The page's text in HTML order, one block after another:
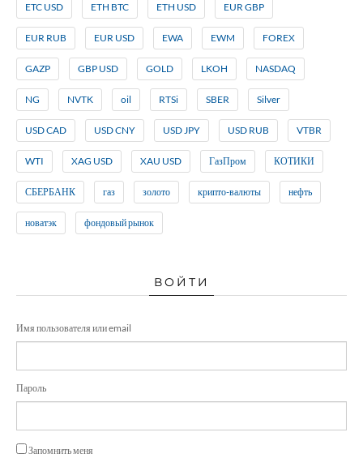
ETC USD ETH BTC ETH USD EUR GBP
EUR RUB EUR USD EWA EWM FOREX
GAZP GBP USD GOLD LKOH NASDAQ
NG NVTK oil RTSi SBER Silver
USD CAD USD CNY USD JPY USD RUB VTBR
WTI XAG USD XAU USD ГазПром КОТИКИ
СБЕРБАНК газ золото крипто-валюты нефть
новатэк фондовый рынок
ВОЙТИ
Имя пользователя или email
Пароль
Запомнить меня